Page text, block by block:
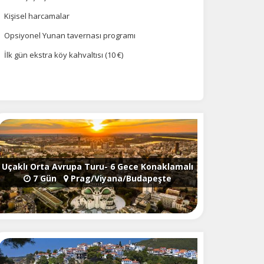
Kişisel harcamalar
Opsiyonel Yunan tavernası programı
İlk gün ekstra köy kahvaltısı (10 €)
Uçaklı Orta Avrupa Turu- 6 Gece Konaklamalı
7 Gün Prag/Viyana/Budapeşte